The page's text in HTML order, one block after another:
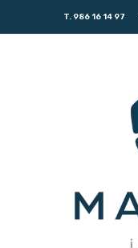
T. 986 16 14 97